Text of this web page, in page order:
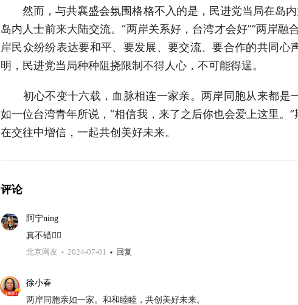
然而，与共襄盛会氛围格格不入的是，民进党当局在岛内
岛内人士前来大陆交流。“两岸关系好，台湾才会好”“两岸
岸民众纷纷表达要和平、要发展、要交流、要合作的共同
明，民进党当局种种阻挠限制不得人心，不可能得逞。
初心不变十六载，血脉相连一家亲。两岸同胞从来都是
如一位台湾青年所说，“相信我，来了之后你也会爱上这里。
在交往中增信，一起共创美好未来。
评论
阿宁ning
真不错👍🏽
北京网友
2024-07-01 回复
徐小春
两岸同胞亲如一家。和和睦睦，共创美好未来。